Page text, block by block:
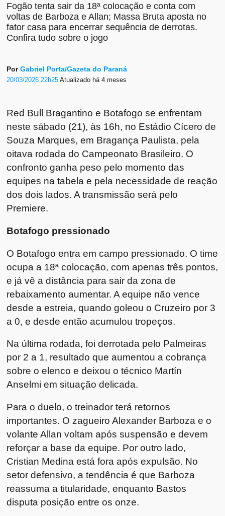
Fogão tenta sair da 18ª colocação e conta com
voltas de Barboza e Allan; Massa Bruta aposta no
fator casa para encerrar sequência de derrotas.
Confira tudo sobre o jogo
PorGabriel Porta/Gazeta do Paraná
20/03/2026 22h25Atualizado há 4 meses
Red Bull Bragantino e Botafogo se enfrentam
neste sábado (21), às 16h, no Estádio Cícero de
Souza Marques, em Bragança Paulista, pela
oitava rodada do Campeonato Brasileiro. O
confronto ganha peso pelo momento das
equipes na tabela e pela necessidade de reação
dos dois lados. A transmissão será pelo
Premiere.
Botafogo pressionado
O Botafogo entra em campo pressionado. O time
ocupa a 18ª colocação, com apenas três pontos,
e já vê a distância para sair da zona de
rebaixamento aumentar. A equipe não vence
desde a estreia, quando goleou o Cruzeiro por 3
a 0, e desde então acumulou tropeços.
Na última rodada, foi derrotada pelo Palmeiras
por 2 a 1, resultado que aumentou a cobrança
sobre o elenco e deixou o técnico Martín
Anselmi em situação delicada.
Para o duelo, o treinador terá retornos
importantes. O zagueiro Alexander Barboza e o
volante Allan voltam após suspensão e devem
reforçar a base da equipe. Por outro lado,
Cristian Medina está fora após expulsão. No
setor defensivo, a tendência é que Barboza
reassuma a titularidade, enquanto Bastos
disputa posição entre os onze.